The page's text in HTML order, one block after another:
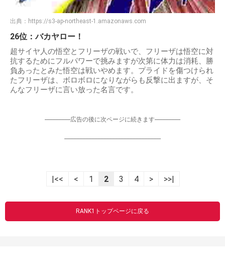
出典： https://s3-ap-northeast-1.amazonaws.com
26位：バカヤロー！
超サイヤ人の悟空とフリーザの戦いで、フリーザは悟空に対
抗するためにフルパワーで挑みますが次第に体力は消耗、勝
負あったとみた悟空は戦いやめます。プライドを傷つけられ
たフリーザは、ボロボロになりながらも反撃に出ますが、そ
んなフリーザに言い放った名言です。
-----------------広告の後に次ページに続きます-----------------
----------------------------------------------------------------
|<< < 1 2 3 4 > >>|
RANK1トップページに戻る